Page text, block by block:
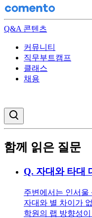
Q&A 콘텐츠
커뮤니티
직무부트캠프
클래스
채용
함께 읽은 질문
Q. 자대와 타대
주변에서는 인서울
자대와 별 차이가
학원의 랩 방향성